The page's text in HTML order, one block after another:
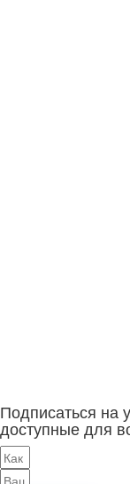
Подписаться на
доступные для